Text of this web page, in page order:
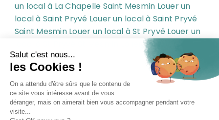
un local à La Chapelle Saint Mesmin Louer un
local à Saint Pryvé Louer un local à Saint Pryvé
Saint Mesmin Louer un local à St Pryvé Louer un
Louer un local à
Ingré